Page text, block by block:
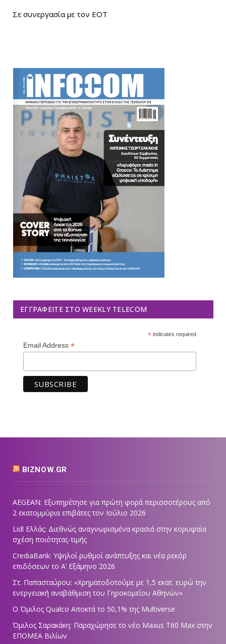
Σε συνεργασία με τον ΕΟΤ
ΕΓΓΡΑΦΕΊΤΕ ΣΤΟ WEEKLY TELECOM
*indicates required
Email Address *
BIZNOW.GR
AEGEAN: Εξυπηρέτησε για πρώτη φορά περισσοτέρους από
2 εκατομμύρια επιβάτες τον Ιούλιο 2026
Lidl Ελλάς: Διεθνώς αναγνωρισμένα κρασιά στην κορυφαία
σχέση ποιότητας-τιμής
CrediaBank: Υψηλοί ρυθμοί ανάπτυξης και νέα ρεκόρ
επιδόσεων το Α’ Εξάμηνο 2026
Στ. Παπασταύρου: «Χρηματοδοτούμε με 1,5 εκατ. ευρώ την
ενεργειακή αναβάθμιση του Γηροκομείου Αθηνών»
Ο Όμιλος Qualco Αποκτά το 50,1% της Multiverse
Όμιλος Σαρακάκη: Παραχώρησε το νέο Maxus T60 Max στην
ΕΠΟΜΕΑ Βιλίων